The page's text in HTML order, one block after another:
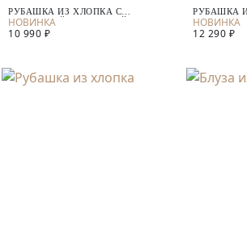
РУБАШКА ИЗ ХЛОПКА С
ЧАСТИЧНОЙ ЗАСТЁЖКОЙ
10 990 ₽
РУБАШКА
12 290 ₽